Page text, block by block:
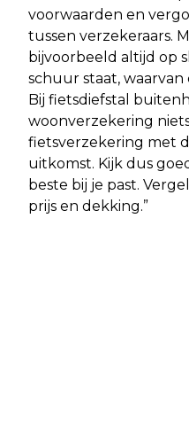
voorwaarden en
tussen verzekeraars.
bijvoorbeeld altijd op
schuur staat, waarvan
Bij fietsdiefstal
woonverzekering
fietsverzekering met
uitkomst. Kijk dus
beste bij je past.
prijs en dekking.”